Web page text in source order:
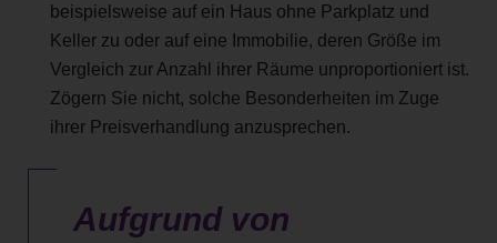
beispielsweise auf ein Haus ohne Parkplatz und
Keller zu oder auf eine Immobilie, deren Größe im
Vergleich zur Anzahl ihrer Räume unproportioniert ist.
Zögern Sie nicht, solche Besonderheiten im Zuge
ihrer Preisverhandlung anzusprechen.
Aufgrund von